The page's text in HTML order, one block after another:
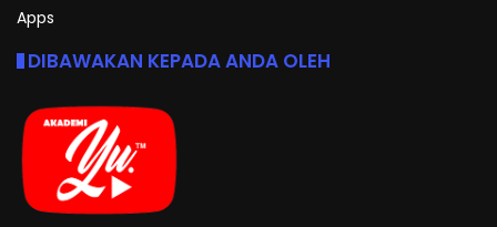
Apps
DIBAWAKAN KEPADA ANDA OLEH